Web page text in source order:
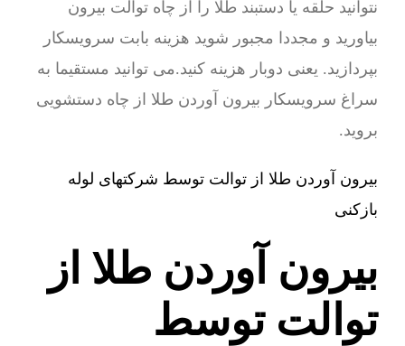
نتوانید حلقه یا دستبند طلا را از چاه توالت بیرون
بیاورید و مجددا مجبور شوید هزینه بابت سرویسکار
بپردازید. یعنی دوبار هزینه کنید.می توانید مستقیما به
سراغ سرویسکار بیرون آوردن طلا از چاه دستشویی
بروید.
بیرون آوردن طلا از توالت توسط شرکتهای لوله
بازکنی
بیرون آوردن طلا از
توالت توسط